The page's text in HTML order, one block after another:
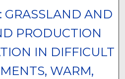
GRASSLAND AND
PRODUCTION
IN DIFFICULT
WARM,